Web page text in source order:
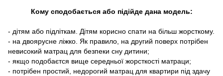
Кому сподобається або підійде дана модель:
- дітям або підліткам. Дітям корисно спати на більш жорсткому.
- на двоярусне ліжко. Як правило, на другий поверх потрібен
невисокий матрац для безпеки сну дитини;
- якщо подобаєтся вище середньої жорсткості матраци;
- потрібен простий, недорогий матрац для квартири під здачу